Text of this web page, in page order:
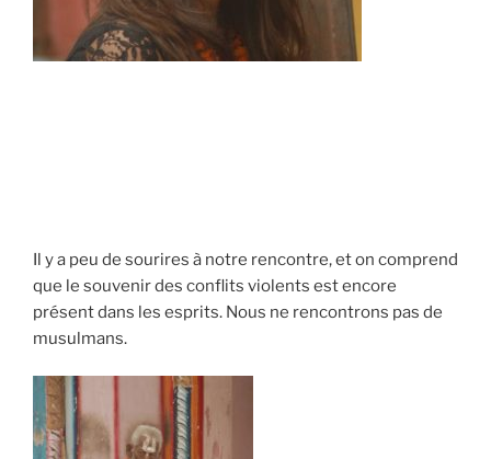
Il y a peu de sourires à notre rencontre, et on comprend
que le souvenir des conflits violents est encore
présent dans les esprits. Nous ne rencontrons pas de
musulmans.